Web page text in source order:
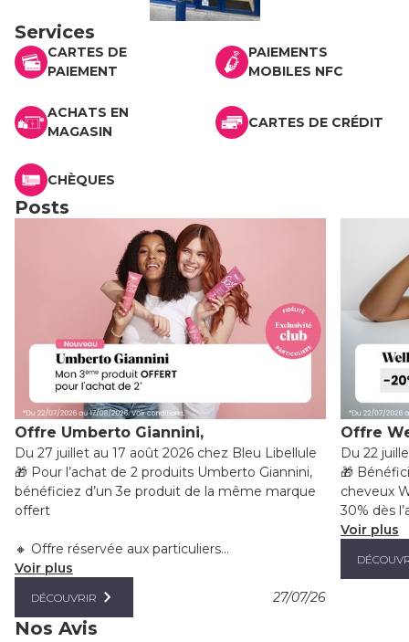
Services
CARTES DE
PAIEMENT
PAIEMENTS
MOBILES NFC
ACHATS EN
MAGASIN
CARTES DE CRÉDIT
CHÈQUES
Posts
Offre Umberto Giannini,
Du 27 juillet au 17 août 2026 chez Bleu Libellule
🎁 Pour l’achat de 2 produits Umberto Giannini,
bénéficiez d’un 3e produit de la même marque
offert
🔸 Offre réservée aux particuliers...
Voir plus
DÉCOUVRIR 27/07/26
Offre
Du 22
🎁
cheveux
30% dès
Voir plus
Nos Avis